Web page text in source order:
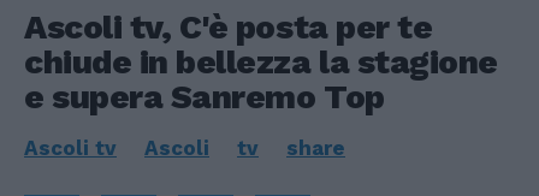
Ascoli tv, C'è posta per te
chiude in bellezza la stagione
e supera Sanremo Top
Ascoli tv Ascoli tv share